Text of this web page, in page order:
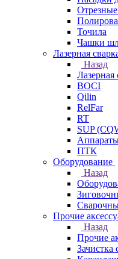
Точила
Чашки
Лазерная
Назад
Лазерная
BOCI
Qilin
RelFar
RT
SUP
ПТК
Оборудование
Назад
Прочие
Назад
Прочие